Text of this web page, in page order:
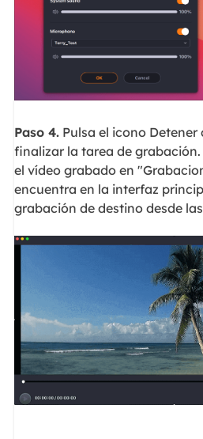
Paso 4.Pulsa el icono Detener
finalizar la tarea de
el vídeo grabado en
encuentra en la interfaz
grabación de destino desde